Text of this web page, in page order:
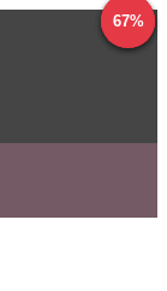
14%
14%
21%
67%